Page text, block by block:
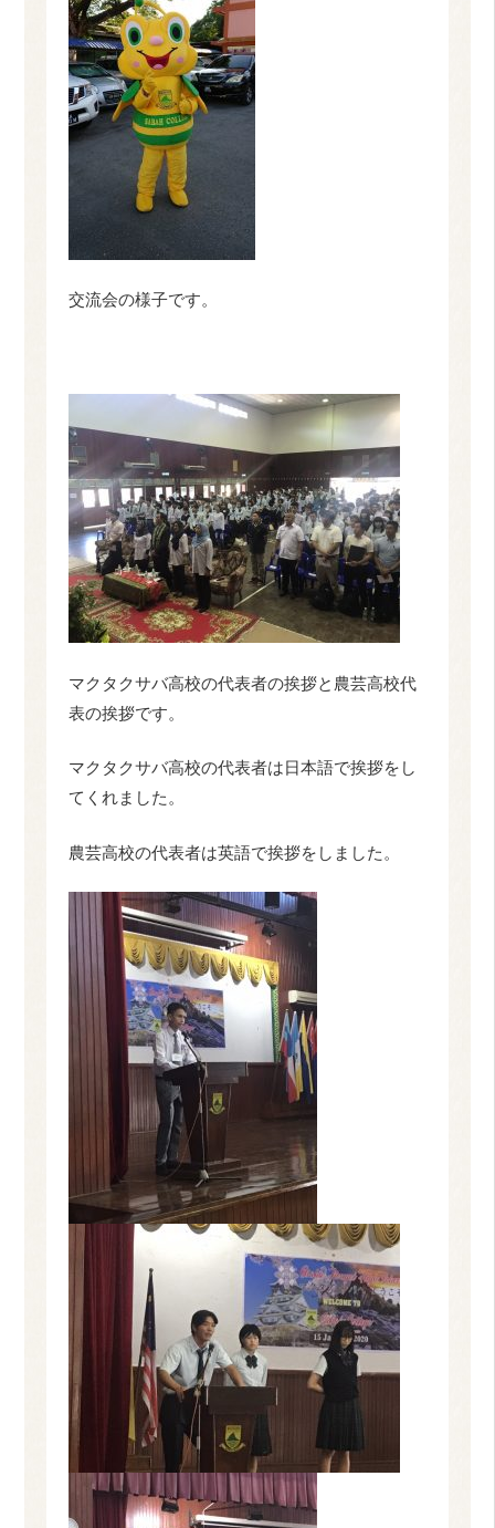
交流会の様子です。
マクタクサバ高校の代表者の挨拶と農芸高校代
表の挨拶です。
マクタクサバ高校の代表者は日本語で挨拶をし
てくれました。
農芸高校の代表者は英語で挨拶をしました。